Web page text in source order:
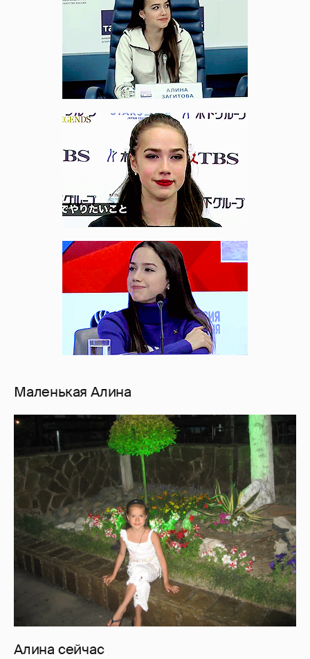
Маленькая Алина
Алина сейчас